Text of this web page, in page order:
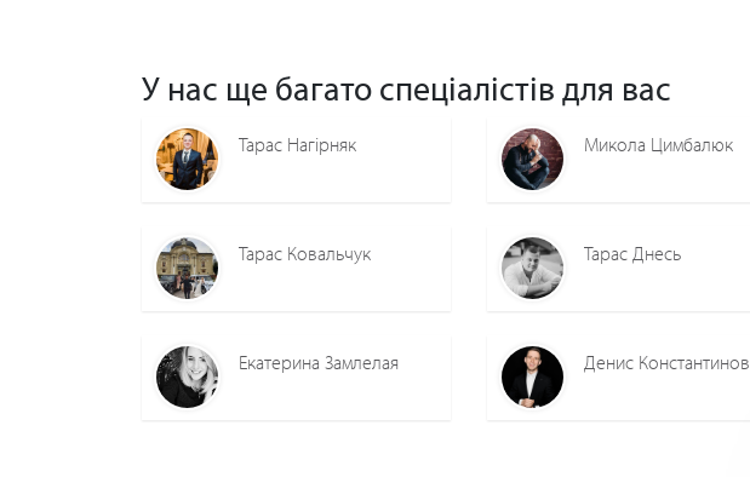
У нас ще багато спеціалістів для вас
Тарас Нагірняк Микола Цимбалюк
Тарас Ковальчук Тарас Днесь
Екатерина Замлелая Денис Константинов